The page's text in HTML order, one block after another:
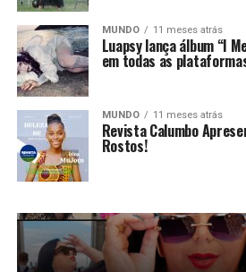
MUNDO 11 meses atrás
Luapsy lança álbum “I
em todas as
MUNDO 11 meses atrás
Revista Calumbo
Rostos!